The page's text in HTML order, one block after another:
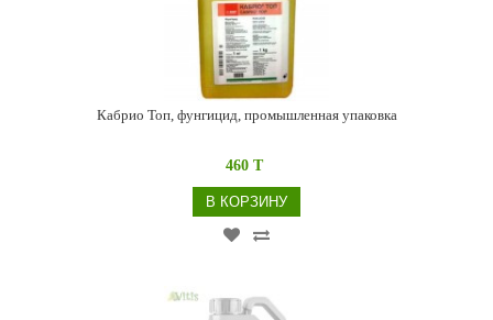
Кабрио Топ, фунгицид, промышленная упаковка
460 T
В КОРЗИНУ